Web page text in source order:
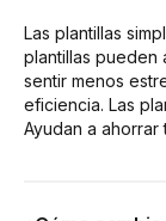
Las plantillas
plantillas pueden
sentir menos
eficiencia. Las
Ayudan a